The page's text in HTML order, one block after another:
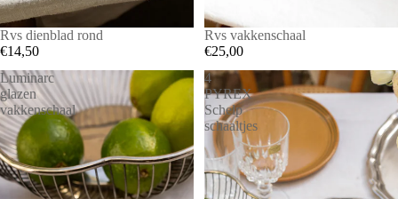
SOLD OUT
Rvs dienblad rond
€14,50
Rvs vakkenschaal
€25,00
Luminarc
glazen
vakkenschaal
4
PYREX
Schelp
schaaltjes